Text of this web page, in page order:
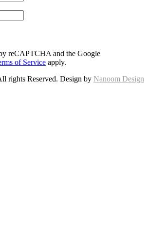
reCAPTCHA and the Google
of Service apply.
rights Reserved. Design by Nanoom Design